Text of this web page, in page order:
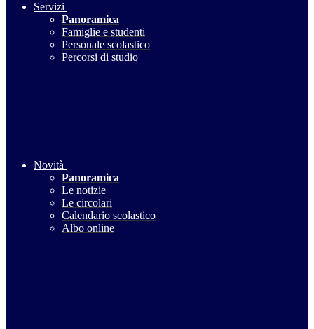
Servizi
Panoramica
Famiglie e studenti
Personale scolastico
Percorsi di studio
Novità
Panoramica
Le notizie
Le circolari
Calendario scolastico
Albo online